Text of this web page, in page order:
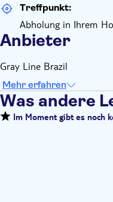
Treffpunkt:
Abholung in Ihrem
Anbieter
Gray Line Brazil
Mehr erfahren
Was andere
Im Moment gibt es noch